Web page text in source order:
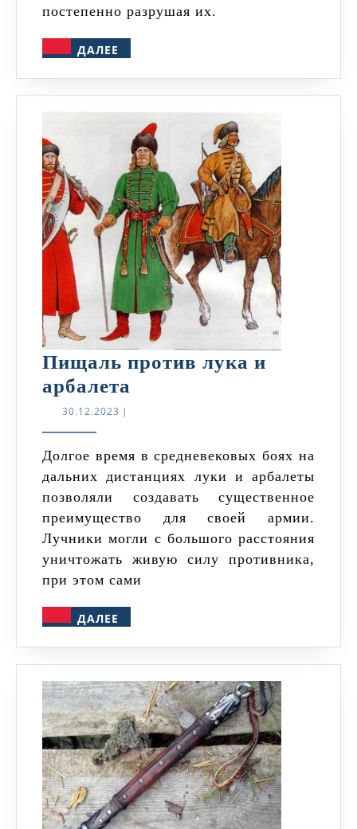
постепенно разрушая их.
ДАЛЕЕ
Пищаль против лука и
арбалета
и
арбалета
30.12.2023 30.12.2023
|
Долгое время в средневековых боях на
дальних дистанциях луки и арбалеты
позволяли создавать существенное
преимущество для своей армии.
Лучники могли с большого расстояния
уничтожать живую силу противника,
при этом сами
ДАЛЕЕ